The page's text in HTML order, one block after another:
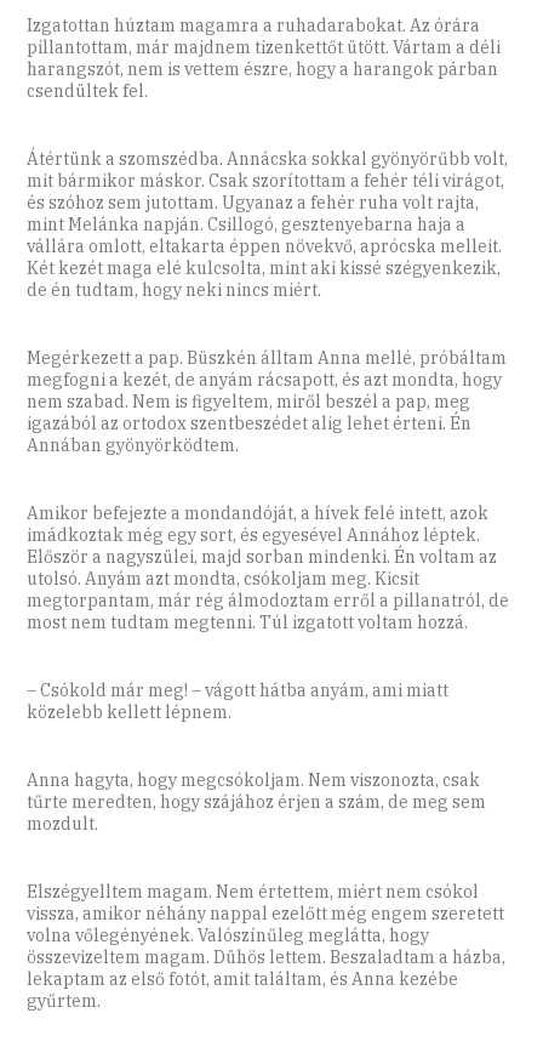
Izgatottan húztam magamra a ruhadarabokat. Az órára
pillantottam, már majdnem tizenkettőt ütött. Vártam a déli
harangszót, nem is vettem észre, hogy a harangok párban
csendültek fel.
Átértünk a szomszédba. Annácska sokkal gyönyörűbb volt,
mit bármikor máskor. Csak szorítottam a fehér téli virágot,
és szóhoz sem jutottam. Ugyanaz a fehér ruha volt rajta,
mint Melánka napján. Csillogó, gesztenyebarna haja a
vállára omlott, eltakarta éppen növekvő, aprócska melleit.
Két kezét maga elé kulcsolta, mint aki kissé szégyenkezik,
de én tudtam, hogy neki nincs miért.
Megérkezett a pap. Büszkén álltam Anna mellé, próbáltam
megfogni a kezét, de anyám rácsapott, és azt mondta, hogy
nem szabad. Nem is figyeltem, miről beszél a pap, meg
igazából az ortodox szentbeszédet alig lehet érteni. Én
Annában gyönyörködtem.
Amikor befejezte a mondandóját, a hívek felé intett, azok
imádkoztak még egy sort, és egyesével Annához léptek.
Először a nagyszülei, majd sorban mindenki. Én voltam az
utolsó. Anyám azt mondta, csókoljam meg. Kicsit
megtorpantam, már rég álmodoztam erről a pillanatról, de
most nem tudtam megtenni. Túl izgatott voltam hozzá.
– Csókold már meg! – vágott hátba anyám, ami miatt
közelebb kellett lépnem.
Anna hagyta, hogy megcsókoljam. Nem viszonozta, csak
tűrte meredten, hogy szájához érjen a szám, de meg sem
mozdult.
Elszégyelltem magam. Nem értettem, miért nem csókol
vissza, amikor néhány nappal ezelőtt még engem szeretett
volna vőlegényének. Valószínűleg meglátta, hogy
összevizeltem magam. Dühös lettem. Beszaladtam a házba,
lekaptam az első fotót, amit találtam, és Anna kezébe
gyűrtem.